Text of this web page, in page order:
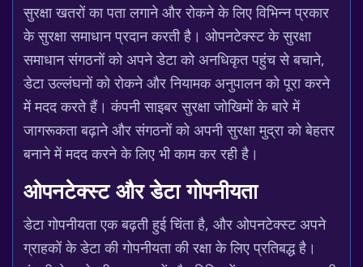
सुरक्षा खतरों का पता लगाने और रोकने के लिए विभिन्न प्रकार
के सुरक्षा समाधान प्रदान करती है। ओपनटेक्स्ट के सुरक्षा
समाधान संगठनों को अपने डेटा को अनधिकृत पहुंच से बचाने,
डेटा उल्लंघनों को रोकने और नियामक अनुपालन को पूरा करने
में मदद करते हैं। कंपनी साइबर सुरक्षा जोखिमों के बारे में
जागरूकता बढ़ाने और संगठनों को अपनी सुरक्षा मुद्रा को बेहतर
बनाने में मदद करने के लिए भी काम कर रही है।
ओपनटेक्स्ट और डेटा गोपनीयता
डेटा गोपनीयता एक बढ़ती हुई चिंता है, और ओपनटेक्स्ट अपने
ग्राहकों के डेटा की गोपनीयता की रक्षा के लिए प्रतिबद्ध है।